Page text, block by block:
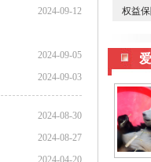
2024-09-12
2024-09-05
2024-09-03
2024-08-30
2024-08-27
2024-04-20